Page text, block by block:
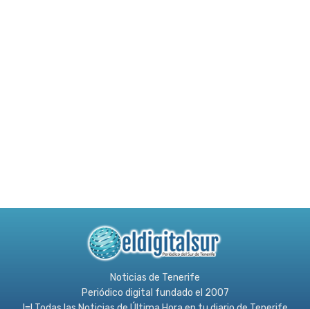
Noticias de Tenerife
Periódico digital fundado el 2007